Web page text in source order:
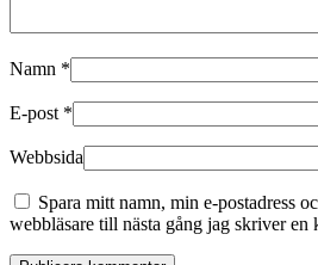
Namn *
E-post *
Webbsida
Spara mitt namn, min e-postadress
webbläsare till nästa gång jag skriver en